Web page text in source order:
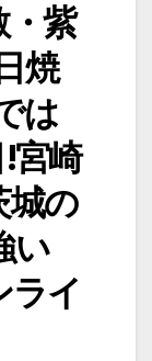
・紫
焼
は
宮崎
城の
い
ライ